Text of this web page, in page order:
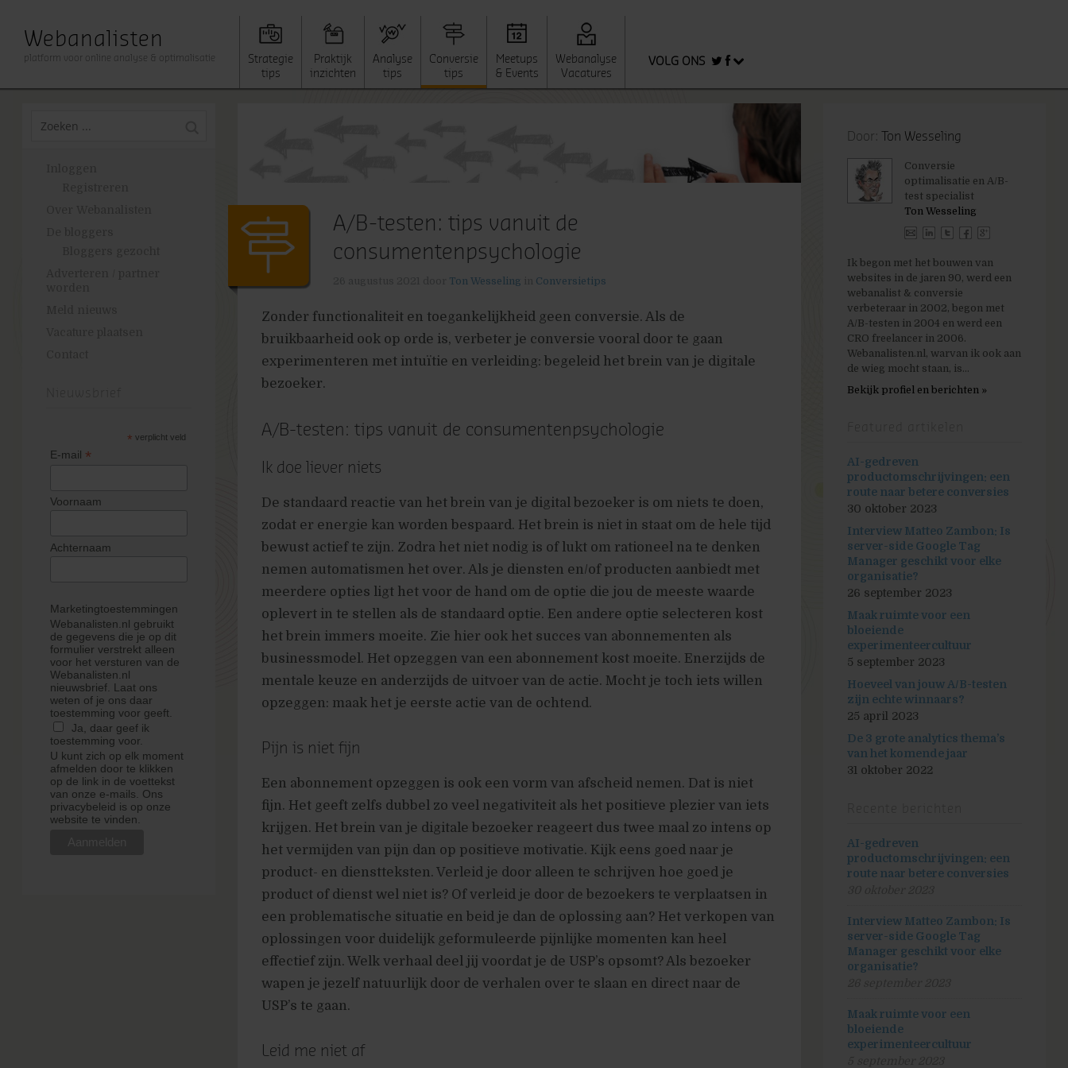
Webanalisten
platform voor online analyse & optimalisatie
Strategie
tips
Praktijk
inzichten
Analyse
tips
Conversie
tips
Meetups
& Events
Webanalyse
Vacatures
VOLG ONS
* verplicht veld
E-mail *
Voornaam
Achternaam
Marketingtoestemmingen
Webanalisten.nl gebruikt
de gegevens die je op dit
formulier verstrekt alleen
voor het versturen van de
Webanalisten.nl
nieuwsbrief. Laat ons
weten of je ons daar
toestemming voor geeft.
Ja, daar geef ik
toestemming voor.
U kunt zich op elk moment
afmelden door te klikken
op de link in de voettekst
van onze e-mails. Ons
privacybeleid is op onze
website te vinden.
A/B-testen: tips vanuit de
consumentenpsychologie
Ton Wesseling Conversietips
Zonder functionaliteit en toegankelijkheid geen conversie. Als de
bruikbaarheid ook op orde is, verbeter je conversie vooral door te gaan
experimenteren met intuïtie en verleiding: begeleid het brein van je digitale
bezoeker.
A/B-testen: tips vanuit de consumentenpsychologie
Ik doe liever niets
De standaard reactie van het brein van je digital bezoeker is om niets te doen,
zodat er energie kan worden bespaard. Het brein is niet in staat om de hele tijd
bewust actief te zijn. Zodra het niet nodig is of lukt om rationeel na te denken
nemen automatismen het over. Als je diensten en/of producten aanbiedt met
meerdere opties ligt het voor de hand om de optie die jou de meeste waarde
oplevert in te stellen als de standaard optie. Een andere optie selecteren kost
het brein immers moeite. Zie hier ook het succes van abonnementen als
businessmodel. Het opzeggen van een abonnement kost moeite. Enerzijds de
mentale keuze en anderzijds de uitvoer van de actie. Mocht je toch iets willen
opzeggen: maak het je eerste actie van de ochtend.
Pijn is niet fijn
Een abonnement opzeggen is ook een vorm van afscheid nemen. Dat is niet
fijn. Het geeft zelfs dubbel zo veel negativiteit als het positieve plezier van iets
krijgen. Het brein van je digitale bezoeker reageert dus twee maal zo intens op
het vermijden van pijn dan op positieve motivatie. Kijk eens goed naar je
product- en dienstteksten. Verleid je door alleen te schrijven hoe goed je
product of dienst wel niet is? Of verleid je door de bezoekers te verplaatsen in
een problematische situatie en beid je dan de oplossing aan? Het verkopen van
oplossingen voor duidelijk geformuleerde pijnlijke momenten kan heel
effectief zijn. Welk verhaal deel jij voordat je de USP’s opsomt? Als bezoeker
wapen je jezelf natuurlijk door de verhalen over te slaan en direct naar de
USP’s te gaan.
Leid me niet af
Door: Ton Wesseling
Conversie
optimalisatie en A/B-
test specialist
Ton Wesseling
Ik begon met het bouwen van
websites in de jaren 90, werd een
webanalist & conversie
verbeteraar in 2002, begon met
A/B-testen in 2004 en werd een
CRO freelancer in 2006.
Webanalisten.nl, warvan ik ook aan
de wieg mocht staan, is...
Bekijk profiel en berichten »
AI-gedreven
productomschrijvingen: een
route naar betere conversies
30 oktober 2023
Interview Matteo Zambon: Is
server-side Google Tag
Manager geschikt voor elke
organisatie?
26 september 2023
Maak ruimte voor een
bloeiende
experimenteercultuur
5 september 2023
Hoeveel van jouw A/B-testen
zijn echte winnaars?
25 april 2023
De 3 grote analytics thema’s
van het komende jaar
31 oktober 2022
AI-gedreven
productomschrijvingen: een
route naar betere conversies
Interview Matteo Zambon: Is
server-side Google Tag
Manager geschikt voor elke
organisatie?
Maak ruimte voor een
bloeiende
experimenteercultuur